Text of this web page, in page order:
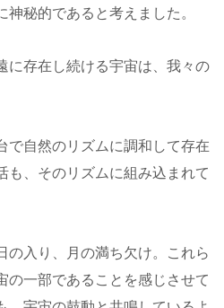
秘的であると考えました。
に存在し続ける宇宙は、我々の
で自然のリズムに調和して存在
も、そのリズムに組み込まれて
の入り、月の満ち欠け。これら
の一部であることを感じさせて